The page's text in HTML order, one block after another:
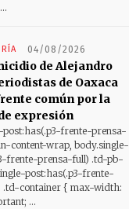
04/08/2026
de Alejandro
de Oaxaca
común por la
expresión
post:has(.p3-frente-prensa-
content-wrap, body.single-
frente-prensa-full) .td-pb-
post:has(.p3-frente-
.td-container { max-width:
...